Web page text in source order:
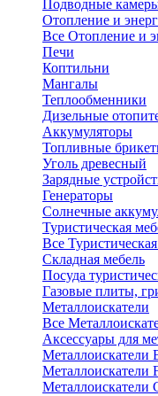
Подводные
Отопление и
Все Отопление и
Печи
Коптильни
Мангалы
Теплообменники
Дизельные
Аккумуляторы
Топливные
Уголь древесный
Зарядные
Генераторы
Солнечные
Туристическая
Все
Складная мебель
Посуда
Газовые плиты,
Металлоискатели
Все
Аксессуары для
Металлоискатели
Металлоискатели
Металлоискатели